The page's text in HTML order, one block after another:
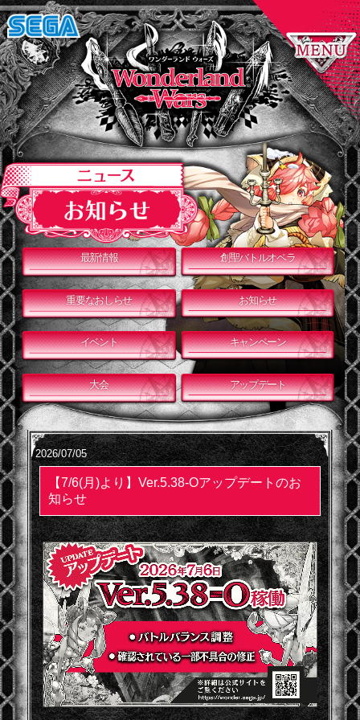
最新情報 創聖バトルオペラ
重要なおしらせ お知らせ
イベント キャンペーン
大会 アップデート
2026/07/05
【7/6(月)より】Ver.5.38-Oアップデートのお
知らせ